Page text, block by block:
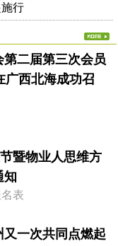
行
二届第三次会员
广西北海成功召
暨物业人思维方
知
表
一次共同点燃起